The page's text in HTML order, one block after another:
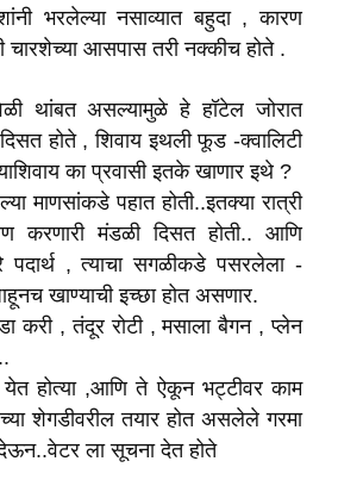
भरलेल्या नसाव्यात बहुदा , कारण
चारशेच्या आसपास तरी नक्कीच होते .
थांबत असल्यामुळे हे हॉटेल जोरात
होते , शिवाय इथली फूड -क्वालिटी
का प्रवासी इतके खाणार इथे ?
माणसांकडे पहात होती..इतक्या रात्री
करणारी मंडळी दिसत होती.. आणि
पदार्थ , त्याचा सगळीकडे पसरलेला -
खाण्याची इच्छा होत असणार.
करी , तंदूर रोटी , मसाला बैगन , प्लेन
येत होत्या ,आणि ते ऐकून भट्टीवर काम
शेगडीवरील तयार होत असलेले गरमा
ला सूचना देत होते